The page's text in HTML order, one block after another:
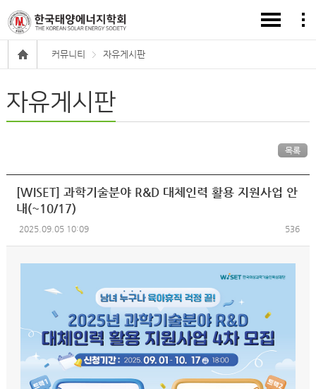
커뮤니티 자유게시판
자유게시판
목록
[WISET] 과학기술분야 R&D 대체인력 활용 지원사업 안
내(~10/17)
2025.09.05 10:09 536